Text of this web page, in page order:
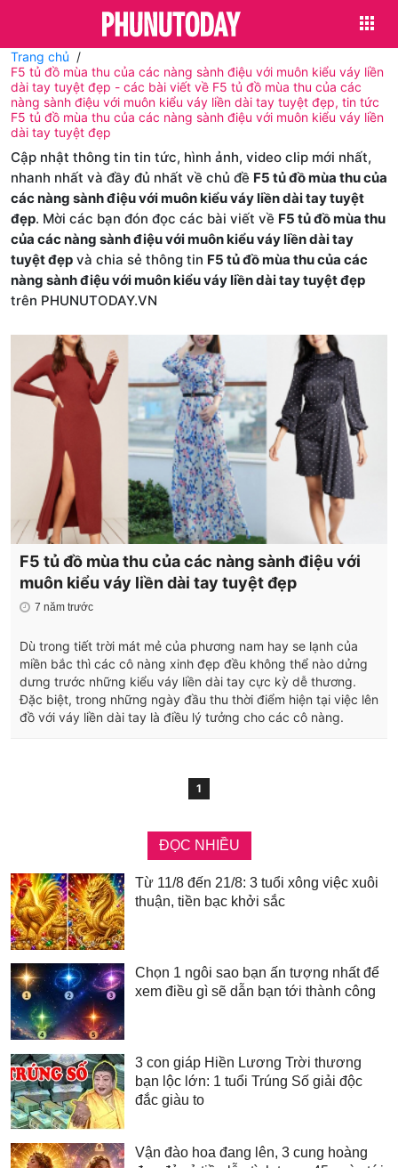
Trang chủ
F5 tủ đồ mùa thu của các nàng sành điệu với muôn kiểu váy liền
dài tay tuyệt đẹp - các bài viết về F5 tủ đồ mùa thu của các
nàng sành điệu với muôn kiểu váy liền dài tay tuyệt đẹp, tin tức
F5 tủ đồ mùa thu của các nàng sành điệu với muôn kiểu váy liền
dài tay tuyệt đẹp
Cập nhật thông tin tin tức, hình ảnh, video clip mới nhất,
nhanh nhất và đầy đủ nhất về chủ đề F5 tủ đồ mùa thu của
các nàng sành điệu với muôn kiểu váy liền dài tay tuyệt
đẹp. Mời các bạn đón đọc các bài viết về F5 tủ đồ mùa thu
của các nàng sành điệu với muôn kiểu váy liền dài tay
tuyệt đẹp và chia sẻ thông tin F5 tủ đồ mùa thu của các
nàng sành điệu với muôn kiểu váy liền dài tay tuyệt đẹp
trên PHUNUTODAY.VN
F5 tủ đồ mùa thu của các nàng sành điệu với
muôn kiểu váy liền dài tay tuyệt đẹp
7 năm trước
Dù trong tiết trời mát mẻ của phương nam hay se lạnh của
miền bắc thì các cô nàng xinh đẹp đều không thể nào dửng
dưng trước những kiểu váy liền dài tay cực kỳ dễ thương.
Đặc biệt, trong những ngày đầu thu thời điểm hiện tại việc lên
đồ với váy liền dài tay là điều lý tưởng cho các cô nàng.
1
ĐỌC NHIỀU
Từ 11/8 đến 21/8: 3 tuổi xông việc xuôi
thuận, tiền bạc khởi sắc
Chọn 1 ngôi sao bạn ấn tượng nhất để
xem điều gì sẽ dẫn bạn tới thành công
3 con giáp Hiền Lương Trời thương
bạn lộc lớn: 1 tuổi Trúng Số giải độc
đắc giàu to
Vận đào hoa đang lên, 3 cung hoàng